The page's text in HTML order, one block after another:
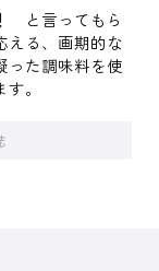
と言ってもら
える、画期的な
った調味料を使
。